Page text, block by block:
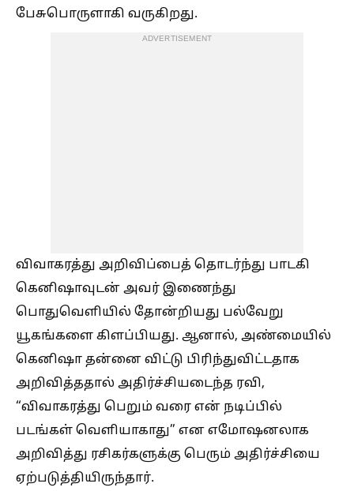
பேசுபொருளாகி வருகிறது.
ADVERTISEMENT
விவாகரத்து அறிவிப்பைத் தொடர்ந்து பாடகி
கெனிஷாவுடன் அவர் இணைந்து
பொதுவெளியில் தோன்றியது பல்வேறு
யூகங்களை கிளப்பியது. ஆனால், அண்மையில்
கெனிஷா தன்னை விட்டு பிரிந்துவிட்டதாக
அறிவித்ததால் அதிர்ச்சியடைந்த ரவி,
“விவாகரத்து பெறும் வரை என் நடிப்பில்
படங்கள் வெளியாகாது” என எமோஷனலாக
அறிவித்து ரசிகர்களுக்கு பெரும் அதிர்ச்சியை
ஏற்படுத்தியிருந்தார்.